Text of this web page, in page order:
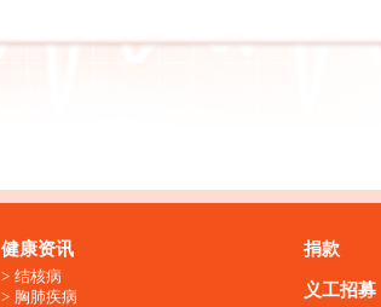
健康资讯
结核病
胸肺疾病
捐款
义工招募